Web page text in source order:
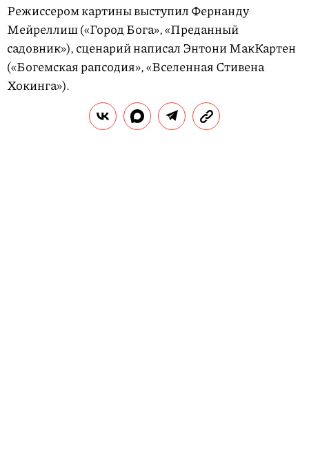
Режиссером картины выступил Фернанду
Мейреллиш («Город Бога», «Преданный
садовник»), сценарий написал Энтони МакКартен
(«Богемская рапсодия», «Вселенная Стивена
Хокинга»).